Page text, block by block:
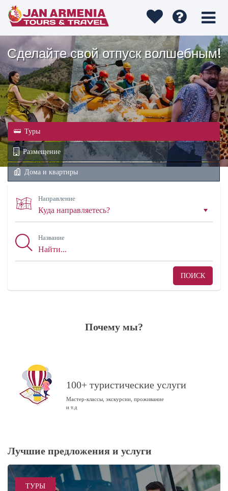
Сделайте свой отпуск волшебным!
Туры
Размещение
Дома и квартиры
Направление
Название
ПОИСК
Почему мы?
100+ туристические услуги
Мастер-классы, экскурсии, проживание
и т.д
Previous
Лучшие предложения и услуги
ТУРЫ